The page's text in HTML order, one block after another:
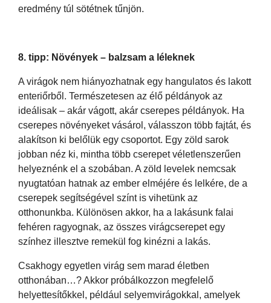
eredmény túl sötétnek tűnjön.
8. tipp: Növények – balzsam a léleknek
A virágok nem hiányozhatnak egy hangulatos és lakott
enteriőrből. Természetesen az élő példányok az
ideálisak – akár vágott, akár cserepes példányok. Ha
cserepes növényeket vásárol, válasszon több fajtát, és
alakítson ki belőlük egy csoportot. Egy zöld sarok
jobban néz ki, mintha több cserepet véletlenszerűen
helyeznénk el a szobában. A zöld levelek nemcsak
nyugtatóan hatnak az ember elméjére és lelkére, de a
cserepek segítségével színt is vihetünk az
otthonunkba. Különösen akkor, ha a lakásunk falai
fehéren ragyognak, az összes virágcserepet egy
színhez illesztve remekül fog kinézni a lakás.
Csakhogy egyetlen virág sem marad életben
otthonában…? Akkor próbálkozzon megfelelő
helyettesítőkkel, például selyemvirágokkal, amelyek